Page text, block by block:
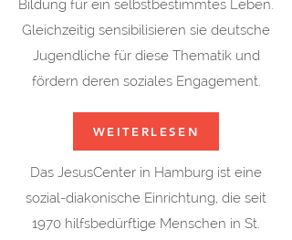
Bildung für ein selbstbestimmtes Leben.
Gleichzeitig sensibilisieren sie deutsche
Jugendliche für diese Thematik und
fördern deren soziales Engagement.
WEITERLESEN
Das JesusCenter in Hamburg ist eine
sozial-diakonische Einrichtung, die seit
1970 hilfsbedürftige Menschen in St.